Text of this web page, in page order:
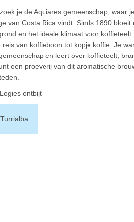
je de Aquiares gemeenschap, waar
van Costa Rica vindt. Sinds 1890 bloeit
en het ideale klimaat voor
reis van koffieboon tot kopje koffie. Je
en leert over koffieteelt,
een proeverij van dit aromatische
ontbijt